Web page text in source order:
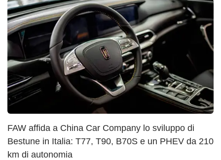
FAW affida a China Car Company lo sviluppo di
Bestune in Italia: T77, T90, B70S e un PHEV da 210
km di autonomia